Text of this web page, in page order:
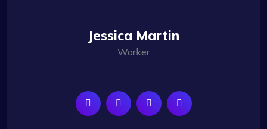
Jessica Martin
Worker